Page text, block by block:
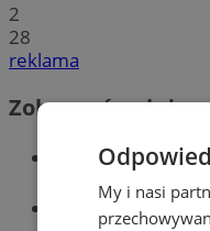
2
28
reklama
Zobacz również
Wiadomości
Wiadomości
My i nasi